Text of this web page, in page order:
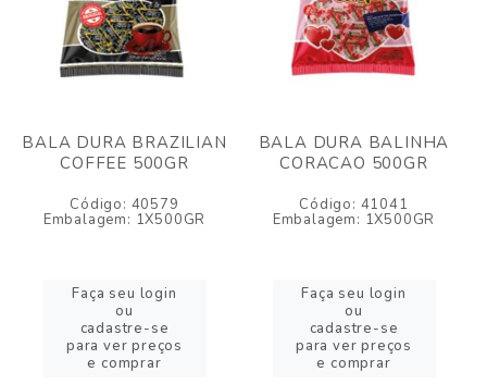
BALA DURA BRAZILIAN
COFFEE 500GR
Código: 40579
Embalagem: 1X500GR
Faça seu login
ou
cadastre-se
para ver preços
e comprar
BALA DURA BALINHA
CORACAO 500GR
Código: 41041
Embalagem: 1X500GR
Faça seu login
ou
cadastre-se
para ver preços
e comprar